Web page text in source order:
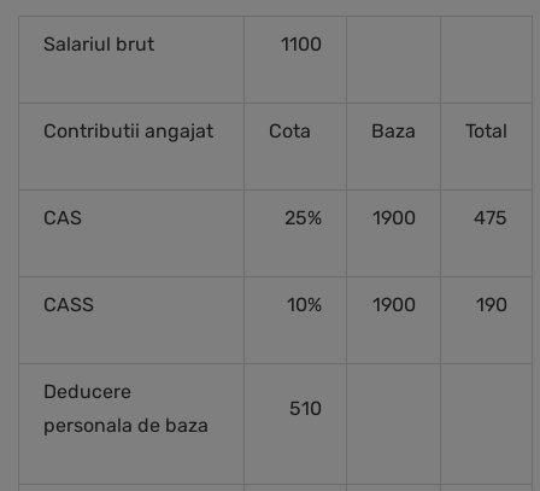
Salariul brut 1100
Contributii angajat Cota Baza Total
CAS 25% 1900 475
CASS 10% 1900 190
Deducere
personala de baza
510